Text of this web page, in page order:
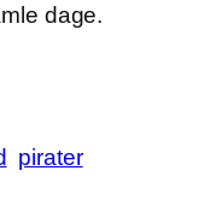
dage.
pirater